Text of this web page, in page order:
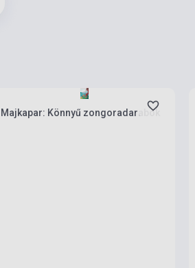
Majkapar: Könnyű zongoradarabok